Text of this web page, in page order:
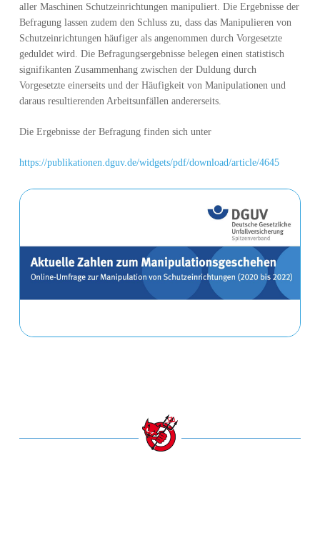
aller Maschinen Schutzeinrichtungen manipuliert. Die Ergebnisse der
Befragung lassen zudem den Schluss zu, dass das Manipulieren von
Schutzeinrichtungen häufiger als angenommen durch Vorgesetzte
geduldet wird. Die Befragungsergebnisse belegen einen statistisch
signifikanten Zusammenhang zwischen der Duldung durch
Vorgesetzte einerseits und der Häufigkeit von Manipulationen und
daraus resultierenden Arbeitsunfällen andererseits.
Die Ergebnisse der Befragung finden sich unter
https://publikationen.dguv.de/widgets/pdf/download/article/4645